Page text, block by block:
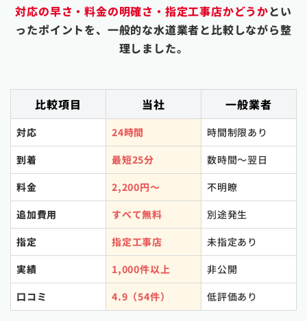
対応の早さ・料金の明確さ・指定工事店かどうかとい
ったポイントを、一般的な水道業者と比較しながら整
理しました。
比較項目 当社 一般業者
対応 24時間
時間制限あり
到着
最短25分
数時間〜翌日
料金
2,200円〜
不明瞭
追加費用
すべて無料
別途発生
指定
指定工事店
未指定あり
実績
1,000件以上
非公開
口コミ
4.9（54件） 低評価あり